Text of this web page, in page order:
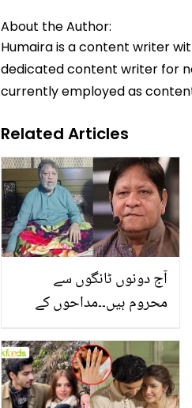
About the Author:
Humaira is a content writer
dedicated content writer for
currently employed as
Related Articles
آج دونوں ٹانگوں سے
محروم ہیں۔۔مداحوں کے
والے خالد سلیم موٹا زندگی
کے کن مشکل دور سے گزر
رہے ہیں؟